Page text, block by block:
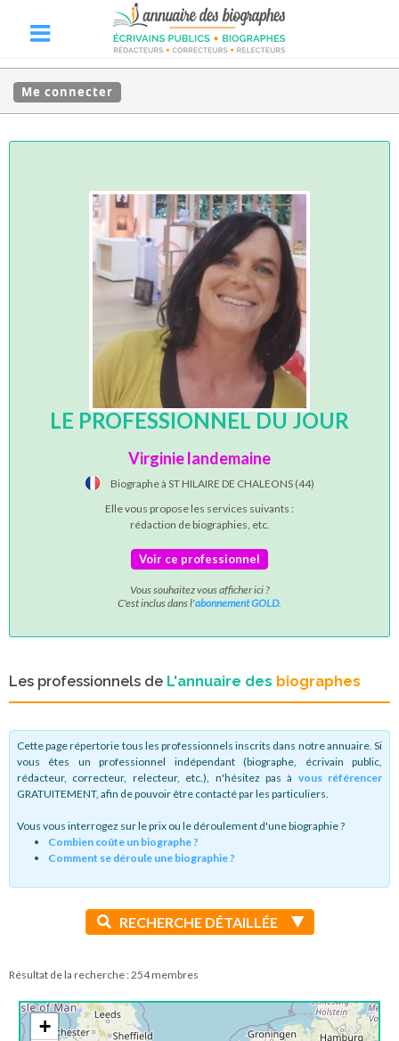
Me connecter
LE PROFESSIONNEL DU JOUR
Virginie landemaine
Biographe à ST HILAIRE DE CHALEONS (44)
Elle vous propose les services suivants :
rédaction de biographies, etc.
Voir ce professionnel
Vous souhaitez vous afficher ici ?
C'est inclus dans l'abonnement GOLD.
Les professionnels de L'annuaire des biographes
Cette page répertorie tous les professionnels inscrits dans notre annuaire. Si
vous êtes un professionnel indépendant (biographe, écrivain public,
rédacteur, correcteur, relecteur, etc.), n'hésitez pas à vous référencer
GRATUITEMENT, afin de pouvoir être contacté par les particuliers.
Vous vous interrogez sur le prix ou le déroulement d'une biographie ?
Combien coûte un biographe ?
Comment se déroule une biographie ?
RECHERCHE DÉTAILLÉE
Résultat de la recherche : 254 membres
+